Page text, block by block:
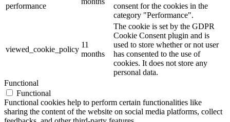
performance
consent for the cookies in the
category "Performance".
viewed_cookie_policy
11
months
The cookie is set by the GDPR
Cookie Consent plugin and is
used to store whether or not user
has consented to the use of
cookies. It does not store any
personal data.
Functional
Functional
Functional cookies help to perform certain functionalities like
sharing the content of the website on social media platforms, collect